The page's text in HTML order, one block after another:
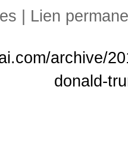
| Lien
archive/
donald-